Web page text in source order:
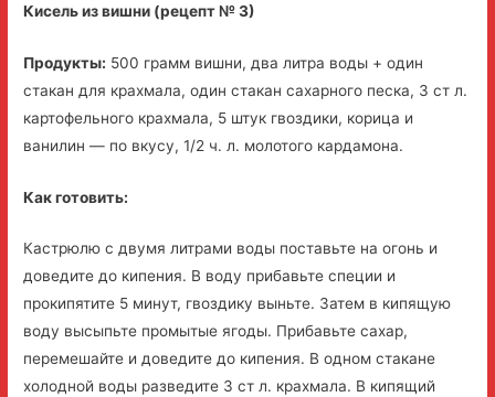
Кисель из вишни (рецепт № 3)
Продукты: 500 грамм вишни, два литра воды + один
стакан для крахмала, один стакан сахарного песка, 3 ст л.
картофельного крахмала, 5 штук гвоздики, корица и
ванилин — по вкусу, 1/2 ч. л. молотого кардамона.
Как готовить:
Кастрюлю с двумя литрами воды поставьте на огонь и
доведите до кипения. В воду прибавьте специи и
прокипятите 5 минут, гвоздику выньте. Затем в кипящую
воду высыпьте промытые ягоды. Прибавьте сахар,
перемешайте и доведите до кипения. В одном стакане
холодной воды разведите 3 ст л. крахмала. В кипящий